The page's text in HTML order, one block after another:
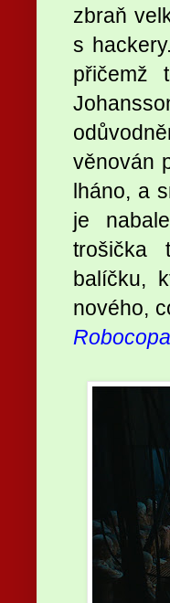
zbraň
s
přičemž
věnován
lháno, a
je
trošička
balíčku,
nového,
Robocopa